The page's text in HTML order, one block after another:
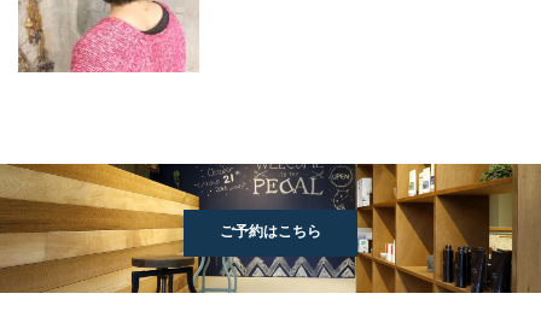
ご予約はこちら